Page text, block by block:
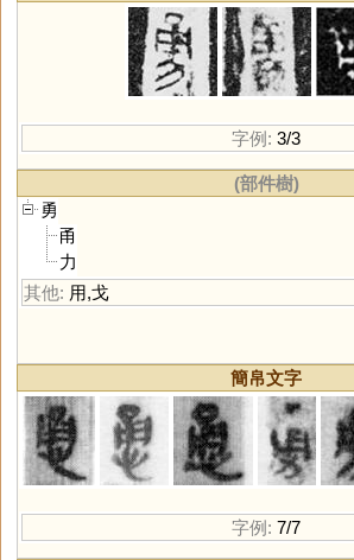
字例: 3/3
(部件樹)
勇
甬
力
其他: 用,戈
簡帛文字
字例: 7/7